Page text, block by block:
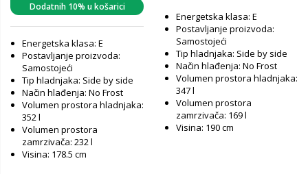
Dodatnih 10% u košarici
Energetska klasa: E
Postavljanje proizvoda:
Samostojeći
Tip hladnjaka: Side by side
Način hlađenja: No Frost
Volumen prostora hladnjaka:
352 l
Volumen prostora
zamrzivača: 232 l
Visina: 178.5 cm
Energetska klasa: E
Postavljanje proizvoda:
Samostojeći
Tip hladnjaka: Side by side
Način hlađenja: No Frost
Volumen prostora hladnjaka:
347 l
Volumen prostora
zamrzivača: 169 l
Visina: 190 cm